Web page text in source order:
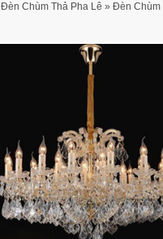
Đèn Chùm Thả Pha Lê » Đèn Chùm